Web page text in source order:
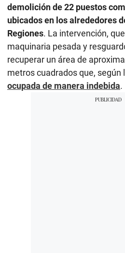
demolición de 22 puestos
ubicados en los alrededores
Regiones. La intervención,
maquinaria pesada y
recuperar un área de
metros cuadrados que, según
ocupada de manera indebida.